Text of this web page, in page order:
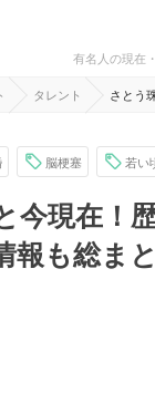
有名人の現在
タレント さとう
脳梗塞 若い
今現在！
報も総ま